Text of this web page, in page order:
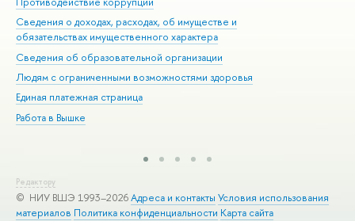
Сведения о доходах, расходах, об имуществе и
обязательствах имущественного характера
Сведения об образовательной организации
Людям с ограниченными возможностями здоровья
Единая платежная страница
Работа в Вышке
Редактору
© НИУ ВШЭ 1993–2026Адреса и контакты Условия использования
материалов Политика конфиденциальности Карта сайта